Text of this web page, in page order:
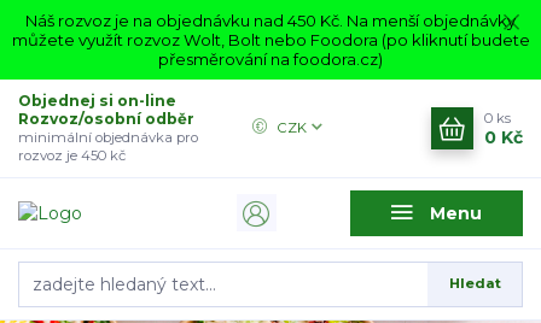
Náš rozvoz je na objednávku nad 450 Kč. Na menší objednávky
můžete využít rozvoz Wolt, Bolt nebo Foodora (po kliknutí budete
přesměrování na foodora.cz)
Menu
CZK
Hledat
Objednej si on-line
Rozvoz/osobní odběr
minimální objednávka pro
rozvoz je 450 kč
0 ks
0 Kč